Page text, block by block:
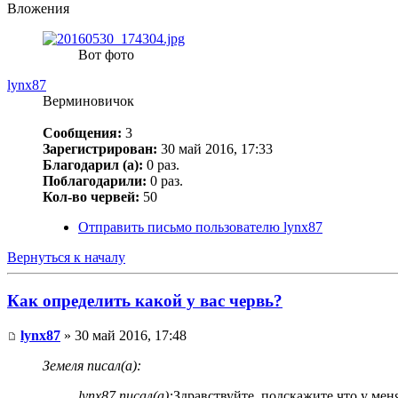
Вложения
Вот фото
lynx87
Верминовичок
Сообщения: 3
Зарегистрирован: 30 май 2016, 17:33
Благодарил (а): 0 раз.
Поблагодарили: 0 раз.
Кол-во червей: 50
Отправить письмо пользователю lynx87
Вернуться к началу
Как определить какой у вас червь?
lynx87 » 30 май 2016, 17:48
Земеля писал(а):